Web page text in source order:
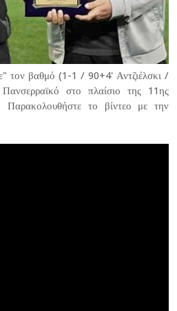
τον βαθμό (1-1 / 90+4' Αντζιέλσκι /
στο πλαίσιο της 11ης
το βίντεο με την